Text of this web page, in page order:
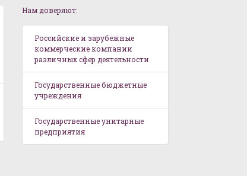
Нам доверяют:
Российские и зарубежные
коммерческие компании
различных сфер деятельности
Государственные бюджетные
учреждения
Государственные унитарные
предприятия